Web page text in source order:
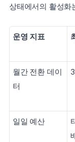
상태에서의 활성화
운영 지표
월간 전환 데이
터
일일 예산